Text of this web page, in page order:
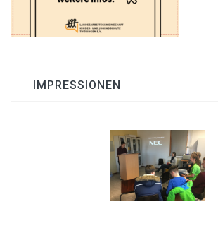
IMPRESSIONEN